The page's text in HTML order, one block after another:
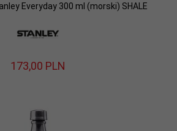
Everyday 300 ml (morski) SHALE
173,00 PLN